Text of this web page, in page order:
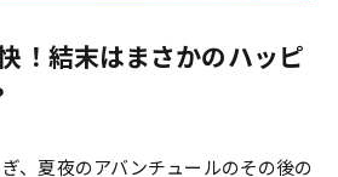
！結末はまさかのハッピ
、夏夜のアバンチュールのその後の